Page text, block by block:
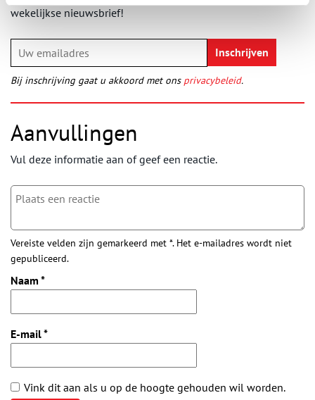
wekelijkse nieuwsbrief!
Bij inschrijving gaat u akkoord met ons privacybeleid.
Aanvullingen
Vul deze informatie aan of geef een reactie.
Vereiste velden zijn gemarkeerd met *. Het e-mailadres wordt niet
gepubliceerd.
Naam *
E-mail*
Vink dit aan als u op de hoogte gehouden wil worden.